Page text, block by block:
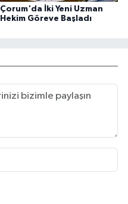
Çorum'da İki Yeni Uzman
Hekim Göreve Başladı